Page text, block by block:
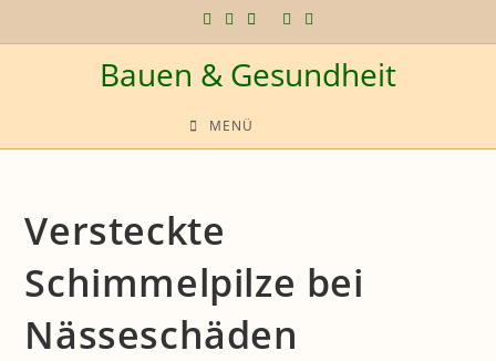
Inhalt
Bauen & Gesundheit
MENÜ
Versteckte
Schimmelpilze bei
Nässeschäden